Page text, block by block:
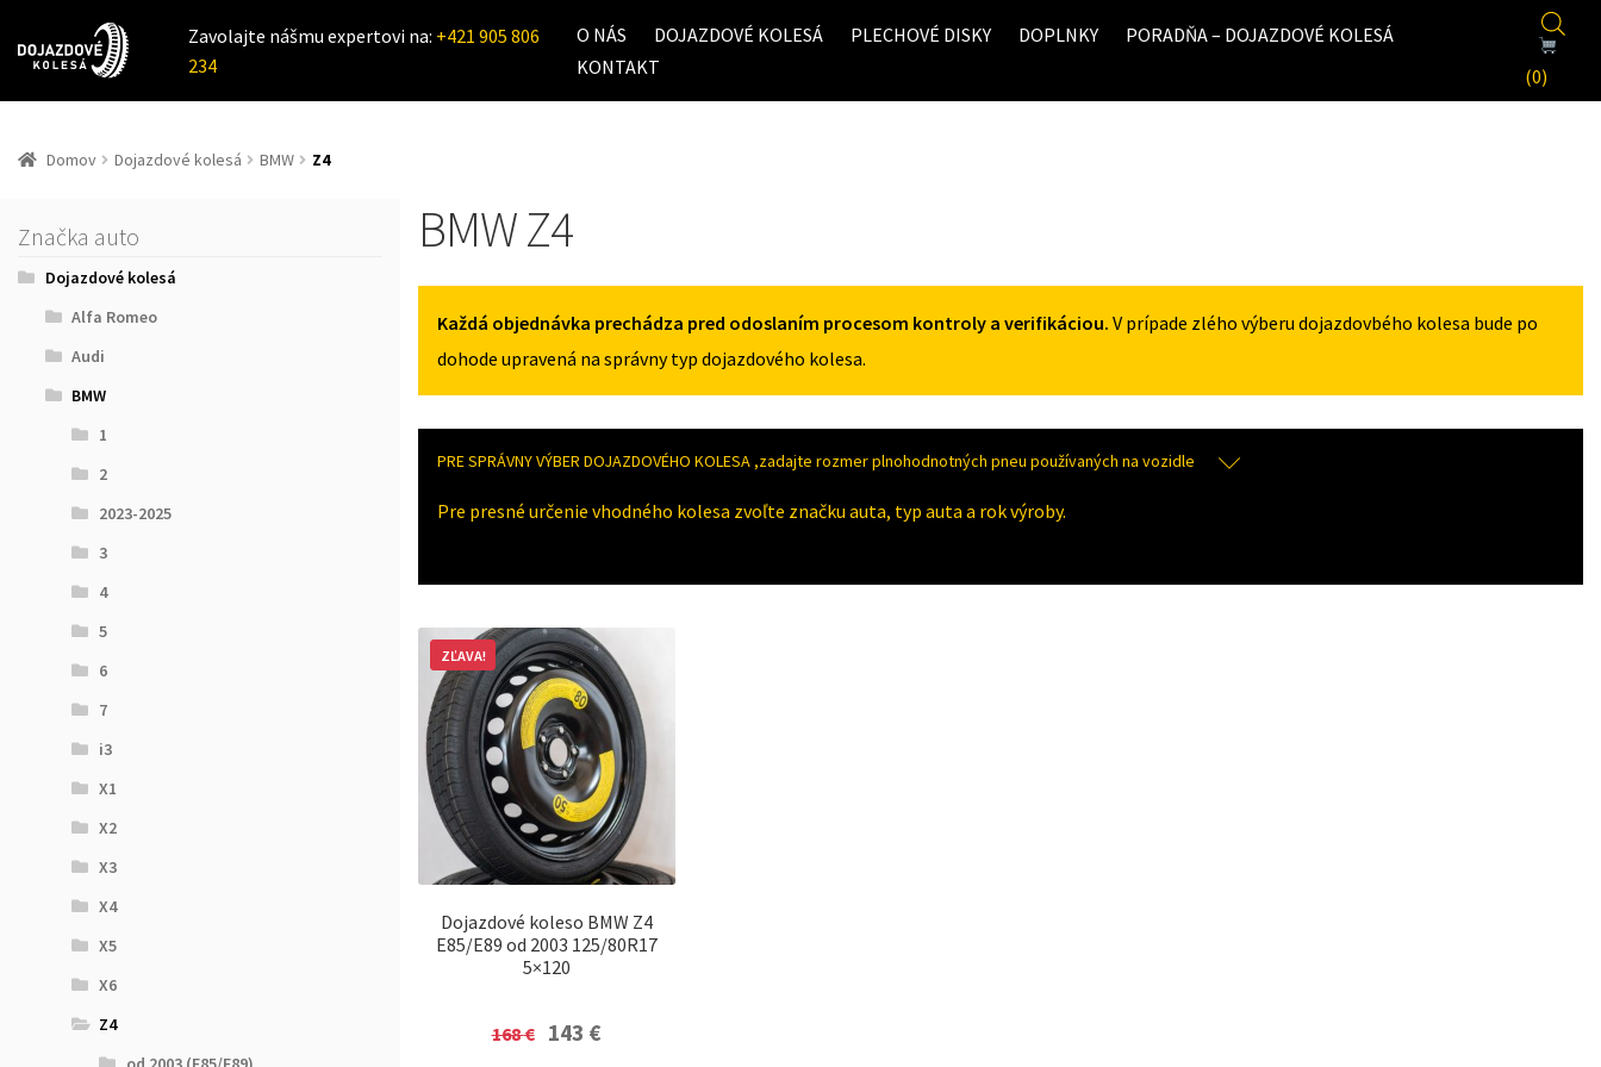
Zavolajte nášmu expertovi na: +421 905 806
234
O NÁS DOJAZDOVÉ KOLESÁ PLECHOVÉ DISKY DOPLNKY
PORADŇA – DOJAZDOVÉ KOLESÁ
KONTAKT
(0)
Domov Dojazdové kolesá BMW Z4
Značka auto
Dojazdové kolesá
Alfa Romeo
Audi
BMW
1
2
2023-2025
3
4
5
6
7
i3
X1
X2
X3
X4
X5
X6
Z4
BMW Z4
Každá objednávka prechádza pred odoslaním procesom kontroly a verifikáciou. V prípade zlého výberu dojazdovbého kolesa bude po
dohode upravená na správny typ dojazdového kolesa.
PRE SPRÁVNY VÝBER DOJAZDOVÉHO KOLESA ,zadajte rozmer plnohodnotných pneu používaných na vozidle
Pre presné určenie vhodného kolesa zvoľte značku auta, typ auta a rok výroby.
Dojazdové koleso BMW Z4
E85/E89 od 2003 125/80R17
5×120
ZĽAVA!
168€
Original
143 €